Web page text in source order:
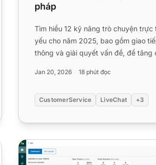
pháp
Tìm hiểu 12 kỹ năng trò chuyện trực
yếu cho năm 2025, bao gồm giao
thông và giải quyết vấn đề, để tăng
Jan 20, 2026 18 phút đọc
CustomerService LiveChat +3
15 Giải pháp Thay thế Zendesk Tốt